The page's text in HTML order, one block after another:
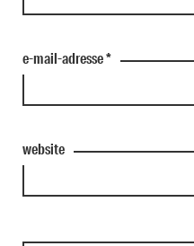
e-mail-adresse*
website